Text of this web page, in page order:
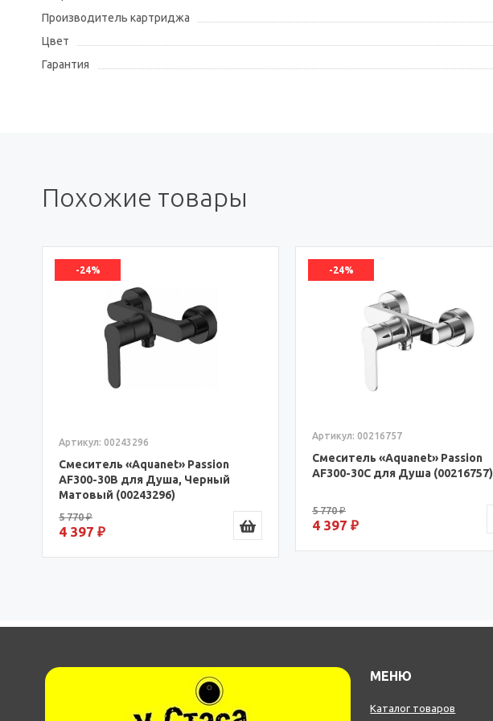
Производитель картриджа
Цвет
Гарантия
Похожие товары
-24%
Артикул: 00243296
Смеситель «Aquanet» Passion
AF300-30B для Душа, Черный
Матовый (00243296)
5 770 ₽
4 397 ₽
-24%
Артикул: 00216757
Смеситель «Aquanet» Passion
AF300-30С для Душа (00216757)
5 770 ₽
4 397 ₽
МЕНЮ
Каталог товаров